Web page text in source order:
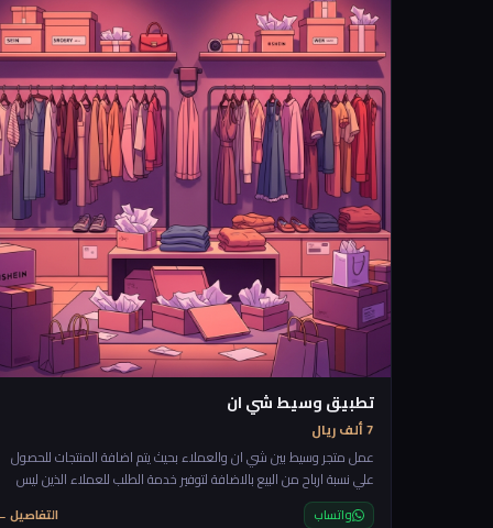
التي تتطور فيه المناطق وتوقع الفرص الممكنة للمستقبل والميزات الحالية
الموجودة في كل منطقة. لذلك فان طريقة عمل هذا التطبيق ستكون ان
يدخل الشخص التطبيق يجي موقعه على الخارطة ويكبس زر قييم الارض من
حولي،، ويبدأ يشتغل التطبيق ثم يرجع له في رسم على الخارطة في افضل
الاماكن الحالية والمستقبلية ولماذا هي مميرة
تطبيق وسيط شي ان
7 ألف ريال
عمل متجر وسيط بين شي ان والعملاء بحيث يتم اضافة المنتجات للحصول
علي نسبة ارباح من البيع بالاضافة لتوفير خدمة الطلب للعملاء الذين ليس
لديهم بطاقة ائتمان او لا يفضلون استخدامها
واتساب التفاصيل